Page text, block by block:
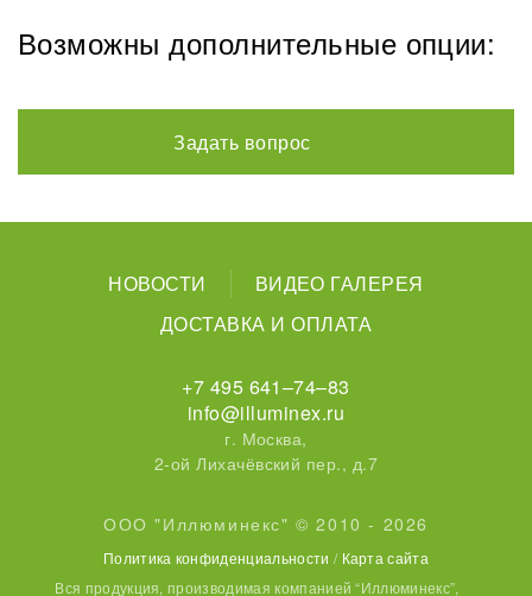
Возможны дополнительные опции:
Задать вопрос
ООО "Иллюминекс" © 2010 - 2026
Политика конфиденциальности / Карта сайта
Вся продукция, производимая компанией “Иллюминекс”,
НОВОСТИ
ВИДЕО ГАЛЕРЕЯ
ДОСТАВКА И ОПЛАТА
+7 495 641–74–83
info@illuminex.ru
г. Москва,
2-ой Лихачёвский пер., д.7